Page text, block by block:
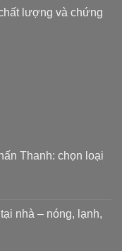
lượng và chứng
Thanh: chọn loại
nhà – nóng, lạnh,